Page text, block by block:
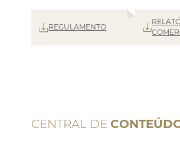
REGULAMENTO
CENTRAL DE